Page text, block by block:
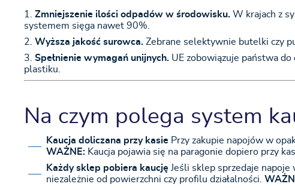
Zmniejszenie ilości odpadów w środowisku.W krajach z
systemem sięga nawet 90%.
Wyższa jakość surowca.Zebrane selektywnie butelki czy
Spełnienie wymagań unijnych.UE zobowiązuje państwa do
plastiku.
Na czym polega system
Kaucja doliczana przy kasiePrzy zakupie napojów w
WAŻNE:Kaucja pojawia się na paragonie dopiero przy
Każdy sklep pobiera kaucjęJeśli sklep sprzedaje napoje
niezależnie od powierzchni czy profilu działalności.